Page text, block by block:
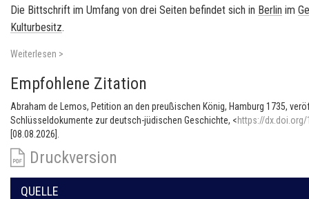
Die Bittschrift im Umfang von drei Seiten befindet sich in Berlin im
Kulturbesitz.
Weiterlesen >
Empfohlene Zitation
Abraham de Lemos, Petition an den preußischen König, Hamburg 1735,
Schlüsseldokumente zur deutsch-jüdischen Geschichte, <https://
[08.08.2026].
Druckversion
QUELLE